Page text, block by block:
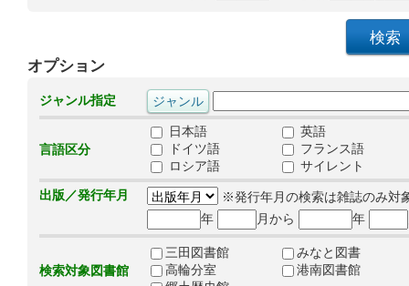
オプション
ジャンル指定
言語区分
日本語
英語
ドイツ語
フランス語
ロシア語
サイレント
出版／発行年月
※発行年月の検索は雑誌のみ対
年
月から 年
検索対象図書館
三田図書館
みなと図書
高輪分室
港南図書館